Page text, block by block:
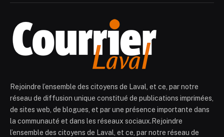
Rejoindre l’ensemble des citoyens de Laval, et ce, par notre
réseau de diffusion unique constitué de publications imprimées,
de sites web, de blogues, et par une présence importante dans
la communauté et dans les réseaux sociaux.Rejoindre
l’ensemble des citoyens de Laval, et ce, par notre réseau de